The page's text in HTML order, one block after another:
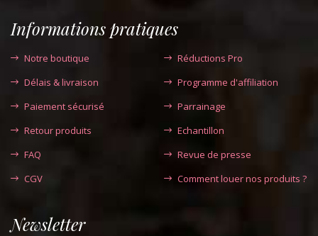
Informations pratiques
Notre boutique
Délais & livraison
Paiement sécurisé
Retour produits
FAQ
CGV
Réductions Pro
Programme d'affiliation
Parrainage
Echantillon
Revue de presse
Comment louer nos produits ?
Newsletter